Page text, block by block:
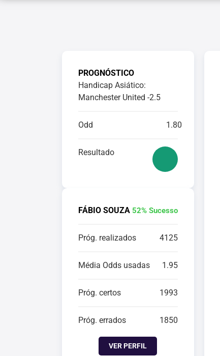
PROGNÓSTICO
Handicap Asiático:
Manchester United -2.5
Odd 1.80
Resultado
FÁBIO SOUZA 52% Sucesso
Próg. realizados 4125
Média Odds usadas 1.95
Próg. certos 1993
Próg. errados 1850
VER PERFIL